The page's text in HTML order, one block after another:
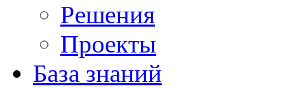
Решения
Проекты
База знаний